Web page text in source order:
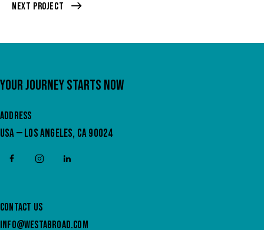
Next Project
YOUR JOURNEY STARTS NOW
ADDRESS
USA — LOS ANGELES, CA 90024
CONTACT US
INFO@WESTABROAD.COM